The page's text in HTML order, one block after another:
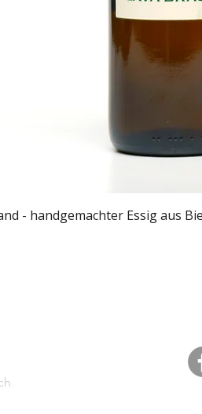
- handgemachter Essig aus